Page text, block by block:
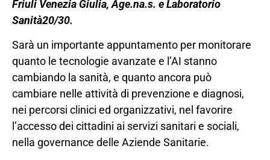
Friuli Venezia Giulia, Age.na.s. e Laboratorio
Sanità20/30.
Sarà un importante appuntamento per monitorare
quanto le tecnologie avanzate e l’AI stanno
cambiando la sanità, e quanto ancora può
cambiare nelle attività di prevenzione e diagnosi,
nei percorsi clinici ed organizzativi, nel favorire
l’accesso dei cittadini ai servizi sanitari e sociali,
nella governance delle Aziende Sanitarie.